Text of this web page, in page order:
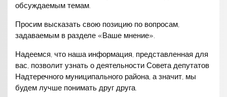
обсуждаемым темам.
Просим высказать свою позицию по вопросам,
задаваемым в разделе «Ваше мнение».
Надеемся, что наша информация, представленная для
вас, позволит узнать о деятельности Совета депутатов
Надтеречного муниципального района, а значит, мы
будем лучше понимать друг друга.